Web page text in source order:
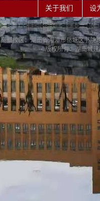
关于我们 设
高新校区：湖南省湘潭市岳塘区书
版权所有：湖南城